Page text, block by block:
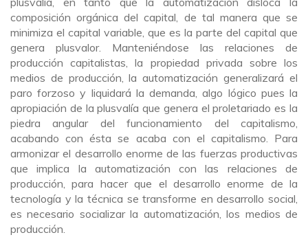
composición orgánica del capital, de tal manera que se
minimiza el capital variable, que es la parte del capital que
genera plusvalor. Manteniéndose las relaciones de
producción capitalistas, la propiedad privada sobre los
medios de producción, la automatización generalizará el
paro forzoso y liquidará la demanda, algo lógico pues la
apropiación de la plusvalía que genera el proletariado es la
piedra angular del funcionamiento del capitalismo,
acabando con ésta se acaba con el capitalismo. Para
armonizar el desarrollo enorme de las fuerzas productivas
que implica la automatización con las relaciones de
producción, para hacer que el desarrollo enorme de la
tecnología y la técnica se transforme en desarrollo social,
es necesario socializar la automatización, los medios de
producción.